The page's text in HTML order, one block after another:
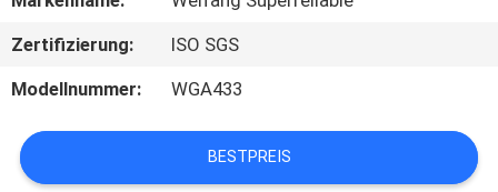
AUSFLUG
QUALITÄTSKONTROLLE
Zertifizierung:
ISO SGS
Modellnummer:
WGA433
BESTPREIS